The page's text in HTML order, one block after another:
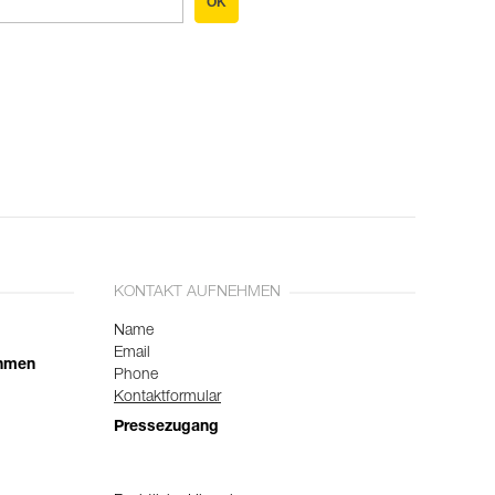
KONTAKT AUFNEHMEN
Name
Email
Phone
Kontaktformular
Pressezugang